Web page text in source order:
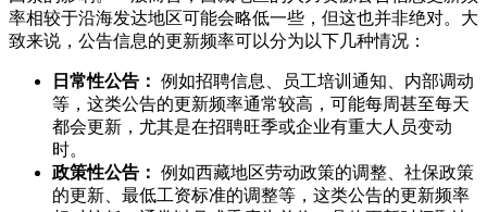
率相较于沿海发达地区可能会略低一些，但这也并非绝对。大
致来说，公告信息的更新频率可以分为以下几种情况：
日常性公告： 例如招聘信息、员工培训通知、内部调动
等，这类公告的更新频率通常较高，可能每周甚至每天
都会更新，尤其是在招聘旺季或企业有重大人员变动
时。
政策性公告： 例如西藏地区劳动政策的调整、社保政策
的更新、最低工资标准的调整等，这类公告的更新频率